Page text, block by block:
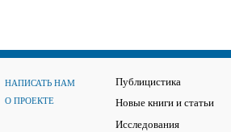
НАПИСАТЬ НАМ
О ПРОЕКТЕ
Публицистика
Новые книги и статьи
Исследования